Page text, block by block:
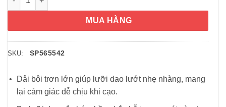
MUA HÀNG
SKU: SP565542
Dải bôi trơn lớn giúp lưỡi dao lướt nhẹ nhàng, mang
lại cảm giác dễ chịu khi cạo.